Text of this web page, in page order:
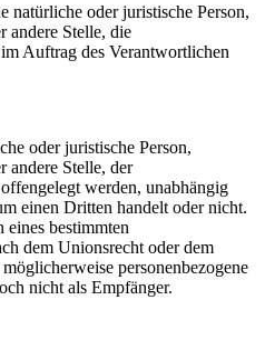
natürliche oder juristische Person,
andere Stelle, die
Auftrag des Verantwortlichen
oder juristische Person,
andere Stelle, der
werden, unabhängig
einen Dritten handelt oder nicht.
bestimmten
dem Unionsrecht oder dem
personenbezogene
nicht als Empfänger.